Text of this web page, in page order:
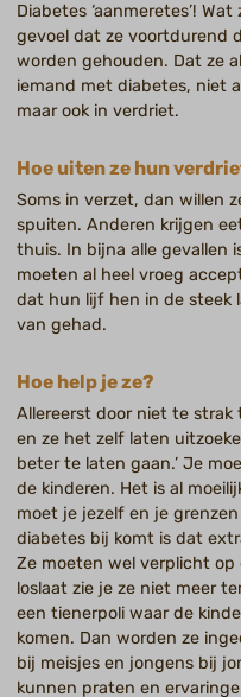
Diabetes ‘aanmeretes’!
gevoel dat ze voortdurend
worden gehouden. Dat ze
iemand met diabetes, niet
maar ook in verdriet.
Hoe uiten ze hun
Soms in verzet, dan willen
spuiten. Anderen krijgen
thuis. In bijna alle gevallen
moeten al heel vroeg
dat hun lijf hen in de steek
van gehad.
Hoe help je ze?
Allereerst door niet te strak
en ze het zelf laten
beter te laten gaan.’ Je
de kinderen. Het is al
moet je jezelf en je
diabetes bij komt is dat
Ze moeten wel verplicht op
loslaat zie je ze niet meer
een tienerpoli waar de
komen. Dan worden ze
bij meisjes en jongens bij
kunnen praten en